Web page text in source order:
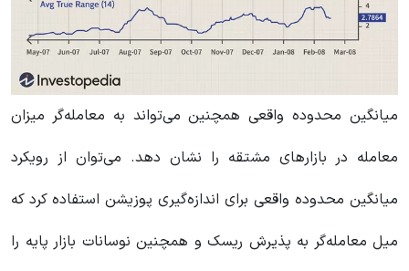
میانگین محدوده واقعی همچنین می‌تواند به معامله‌گر میزان
معامله در بازارهای مشتقه را نشان دهد. می‌توان از رویکرد
میانگین محدوده واقعی برای اندازه‌گیری پوزیشن استفاده کرد که
میل معامله‌گر به پذیرش ریسک و همچنین نوسانات بازار پایه را